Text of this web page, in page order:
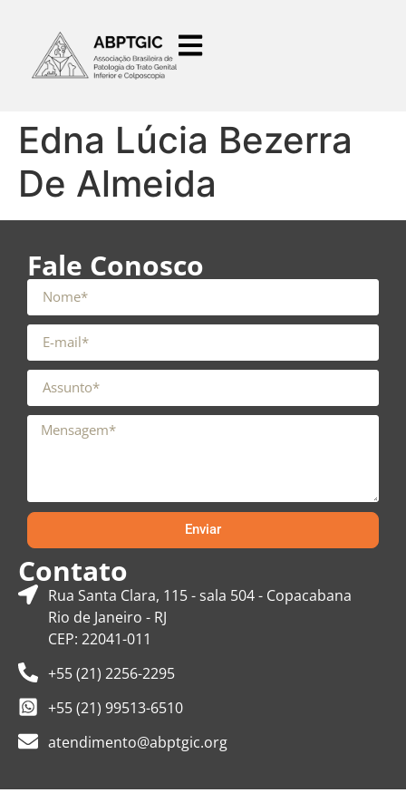
Edna Lúcia Bezerra
De Almeida
Fale Conosco
Enviar
Contato
Rua Santa Clara, 115 - sala 504 - Copacabana
Rio de Janeiro - RJ
CEP: 22041-011
+55 (21) 2256-2295
+55 (21) 99513-6510
atendimento@abptgic.org